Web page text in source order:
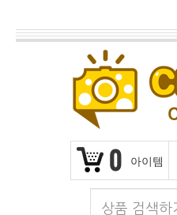
0 아이템